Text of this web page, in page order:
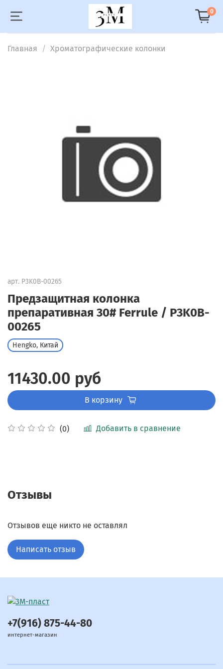
0
Главная Хроматографические колонки
арт. P3K0B-00265
Предзащитная колонка
препаративная 30# Ferrule / P3K0B-
00265
(0) Добавить в сравнение
Hengko, Китай
11430.00 руб
В корзину
Отзывы
Отзывов еще никто не оставлял
Написать отзыв
+7(916) 875-44-80
интернет-магазин